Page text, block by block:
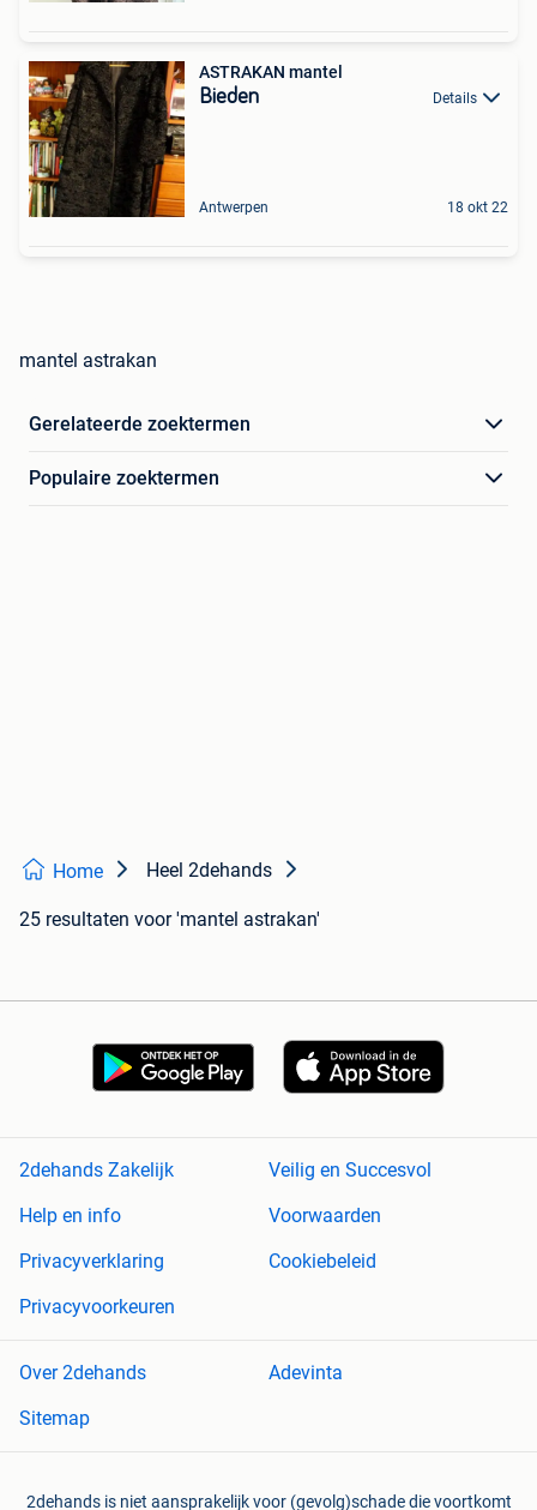
ASTRAKAN mantel
Bieden Details
Antwerpen 18 okt 22
mantel astrakan
Gerelateerde zoektermen
Populaire zoektermen
Home Heel 2dehands
25 resultaten voor 'mantel astrakan'
2dehands Zakelijk
Veilig en Succesvol
Help en info
Voorwaarden
Privacyverklaring
Cookiebeleid
Privacyvoorkeuren
Over 2dehands
Adevinta
Sitemap
2dehands is niet aansprakelijk voor (gevolg)schade die voortkomt